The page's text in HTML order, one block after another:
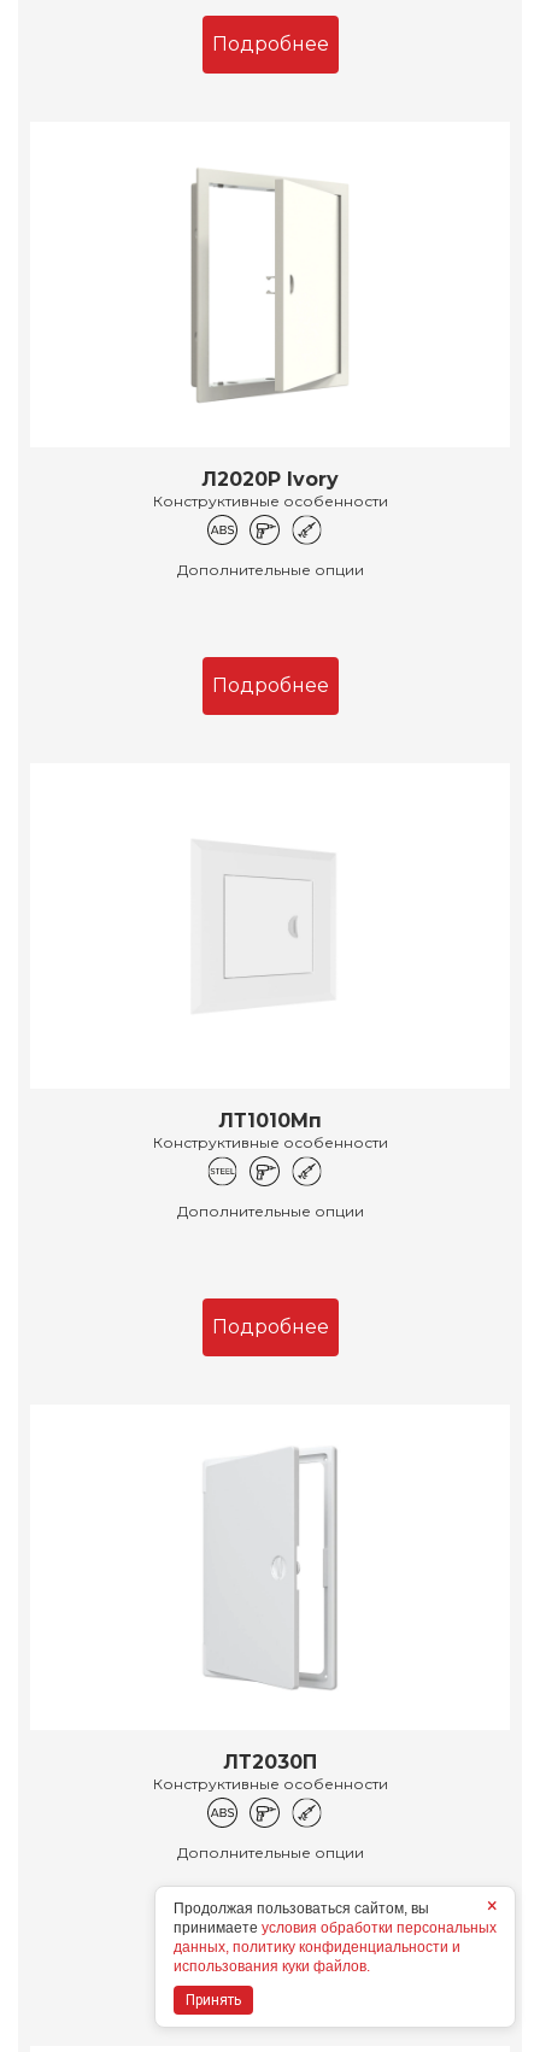
Подробнее
Л2020Р Ivory
Конструктивные особенности
Дополнительные опции
Подробнее
ЛТ1010Мп
Конструктивные особенности
Дополнительные опции
Подробнее
ЛТ2030П
Конструктивные особенности
Дополнительные опции
Подробнее
×
Продолжая пользоваться сайтом, вы
принимаете условия обработки персональных
данных, политику конфиденциальности и
использования куки файлов.
Принять